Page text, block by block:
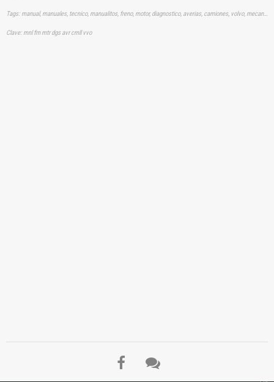
Tags: manual, manuales, tecnico, manualitos, freno, motor, diagnostico, averias, camiones, volvo, mecanica, automotriz, aprender, descargas
Clave: mnl frn mtr dgs avr cmll vvo